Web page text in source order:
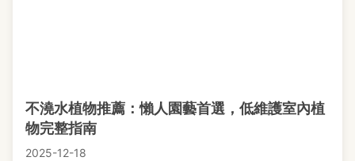
不澆水植物推薦：懶人園藝首選，低維護室內植
物完整指南
2025-12-18